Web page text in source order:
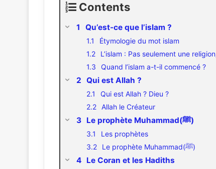
Contents
Qu’est-ce que l’islam ?
Étymologie du mot islam
L’islam : Pas seulement une
Quand l’islam a-t-il commencé ?
Qui est Allah ?
Qui est Allah ? Dieu ?
Allah le Créateur
Le prophète Muhammad(ﷺ)
Les prophètes
Le prophète Muhammad(ﷺ)
Le Coran et les Hadiths